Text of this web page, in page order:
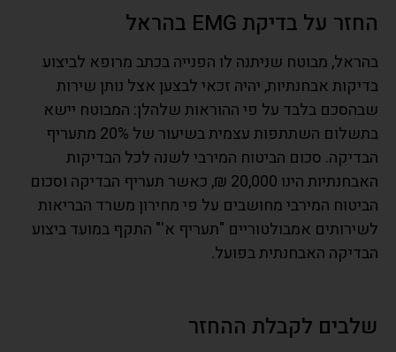
החזר על בדיקת EMG בהראל
בהראל, מבוטח שניתנה לו הפנייה בכתב מרופא לביצוע
בדיקות אבחנתיות, יהיה זכאי לבצען אצל נותן שירות
שבהסכם בלבד על פי ההוראות שלהלן: המבוטח יישא
בתשלום השתתפות עצמית בשיעור של 20% מתעריף
הבדיקה. סכום הביטוח המירבי לשנה לכל הבדיקות
האבחנתיות הינו 20,000 ₪, כאשר תעריף הבדיקה וסכום
הביטוח המירבי מחושבים על פי מחירון משרד הבריאות
לשירותים אמבולטוריים "תעריף א'" התקף במועד ביצוע
הבדיקה האבחנתית בפועל.
שלבים לקבלת ההחזר